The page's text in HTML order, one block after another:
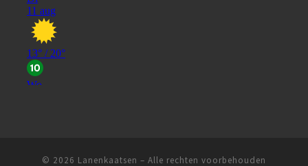
© 2026 Lanenkaatsen – Alle rechten voorbehouden